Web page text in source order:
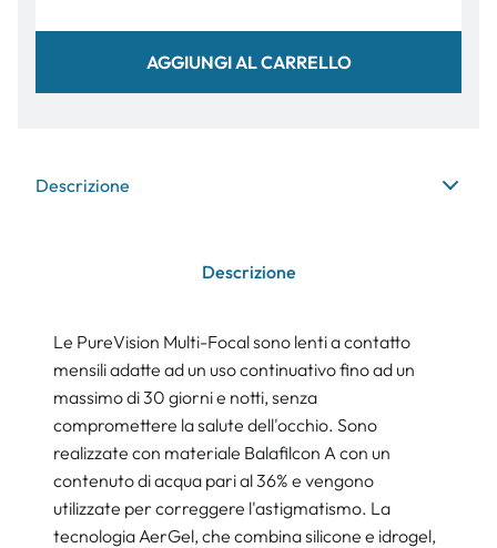
AGGIUNGI AL CARRELLO
Descrizione
Descrizione
Le PureVision Multi-Focal sono lenti a contatto
mensili adatte ad un uso continuativo fino ad un
massimo di 30 giorni e notti, senza
compromettere la salute dell'occhio. Sono
realizzate con materiale Balafilcon A con un
contenuto di acqua pari al 36% e vengono
utilizzate per correggere l'astigmatismo. La
tecnologia AerGel, che combina silicone e idrogel,